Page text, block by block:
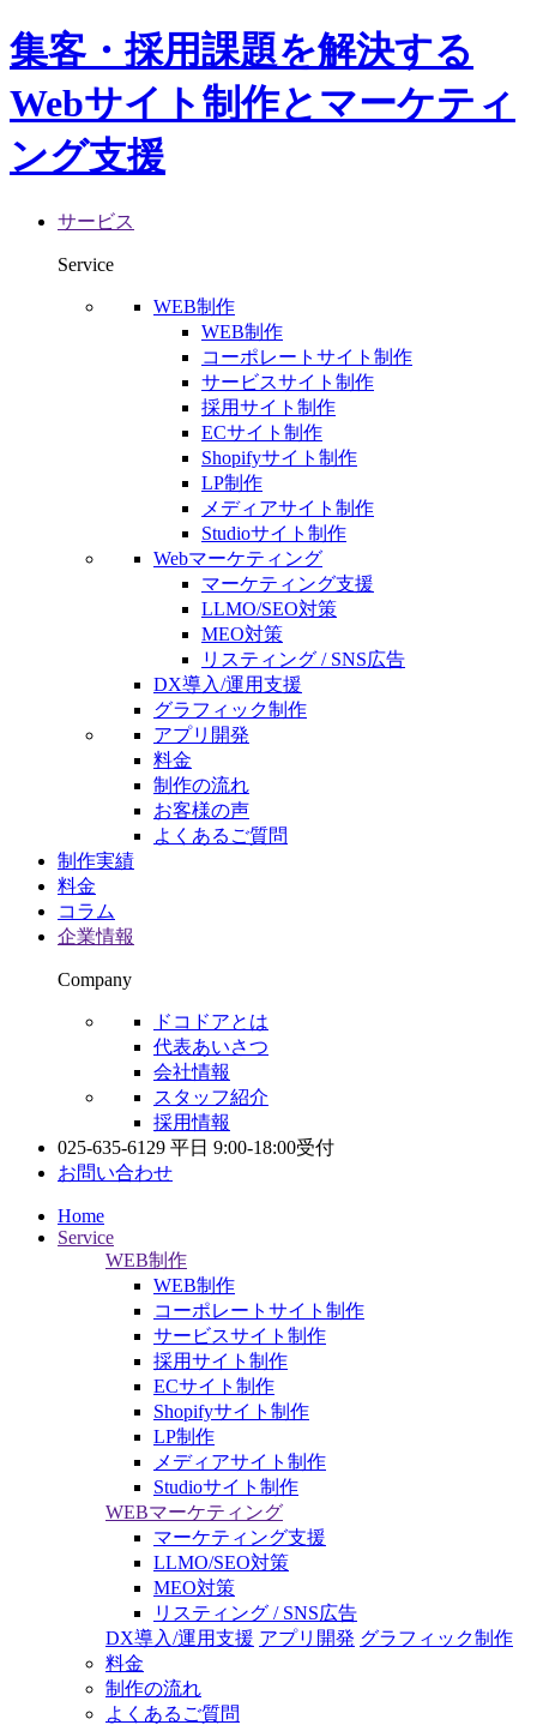
集客・採用課題を解決する
Webサイト制作とマーケティ
ング支援
サービス
Service
WEB制作
WEB制作
コーポレートサイト制作
サービスサイト制作
採用サイト制作
ECサイト制作
Shopifyサイト制作
LP制作
メディアサイト制作
Studioサイト制作
Webマーケティング
マーケティング支援
LLMO/SEO対策
MEO対策
リスティング / SNS広告
DX導入/運用支援
グラフィック制作
アプリ開発
料金
制作の流れ
お客様の声
よくあるご質問
制作実績
料金
コラム
企業情報
Company
ドコドアとは
代表あいさつ
会社情報
スタッフ紹介
採用情報
025-635-6129 平日 9:00-18:00受付
お問い合わせ
Home
Service
WEB制作
WEB制作
コーポレートサイト制作
サービスサイト制作
採用サイト制作
ECサイト制作
Shopifyサイト制作
LP制作
メディアサイト制作
Studioサイト制作
WEBマーケティング
マーケティング支援
LLMO/SEO対策
MEO対策
リスティング / SNS広告
DX導入/運用支援 アプリ開発 グラフィック制作
料金
制作の流れ
よくあるご質問